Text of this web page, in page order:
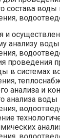
состава воды
и
анализу
проведения
в системах
анализа и
анализа воды